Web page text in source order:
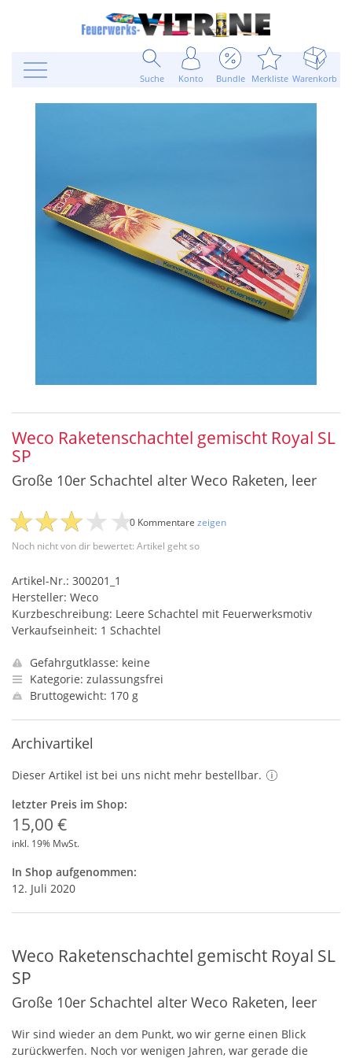
Suche Konto Bundle Merkliste Warenkorb
Weco Raketenschachtel gemischt Royal SL
SP
Große 10er Schachtel alter Weco Raketen, leer
Noch nicht von dir bewertet: Artikel geht so
0 Kommentare zeigen
Artikel-Nr.: 300201_1
Hersteller: Weco
Kurzbeschreibung: Leere Schachtel mit Feuerwerksmotiv
Verkaufseinheit: 1 Schachtel
Gefahrgutklasse: keine
Kategorie: zulassungsfrei
Bruttogewicht: 170 g
Archivartikel
Dieser Artikel ist bei uns nicht mehr bestellbar.
letzter Preis im Shop:
15,00 €
inkl. 19% MwSt.
In Shop aufgenommen:
12. Juli 2020
Weco Raketenschachtel gemischt Royal SL
SP
Große 10er Schachtel alter Weco Raketen, leer
Wir sind wieder an dem Punkt, wo wir gerne einen Blick
zurückwerfen. Noch vor wenigen Jahren, war gerade die